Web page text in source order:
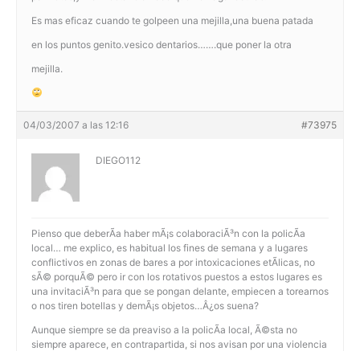
Es mas eficaz cuando te golpeen una mejilla,una buena patada
en los puntos genito.vesico dentarios…….que poner la otra
mejilla.
04/03/2007 a las 12:16 #73975
DIEGO112
Pienso que deberÃ­a haber mÃ¡s colaboraciÃ³n con la policÃ­a
local… me explico, es habitual los fines de semana y a lugares
conflictivos en zonas de bares a por intoxicaciones etÃ­licas, no
sÃ© porquÃ© pero ir con los rotativos puestos a estos lugares es
una invitaciÃ³n para que se pongan delante, empiecen a torearnos
o nos tiren botellas y demÃ¡s objetos…Â¿os suena?
Aunque siempre se da preaviso a la policÃ­a local, Ã©sta no
siempre aparece, en contrapartida, si nos avisan por una violencia